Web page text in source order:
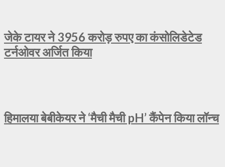
जेके टायर ने 3956 करोड़ रुपए का कंसोलिडेटेड
टर्नओवर अर्जित किया
हिमालया बेबीकेयर ने ‘मैची मैची pH’ कैंपेन किया लॉन्च